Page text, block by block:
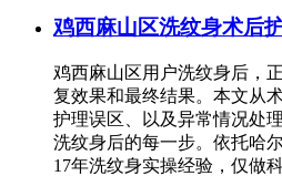
鸡西麻山区洗纹身术后
鸡西麻山区用户洗纹身后，
复效果和最终结果。本文从
护理误区、以及异常情况处
洗纹身后的每一步。依托哈
17年洗纹身实操经验，仅做